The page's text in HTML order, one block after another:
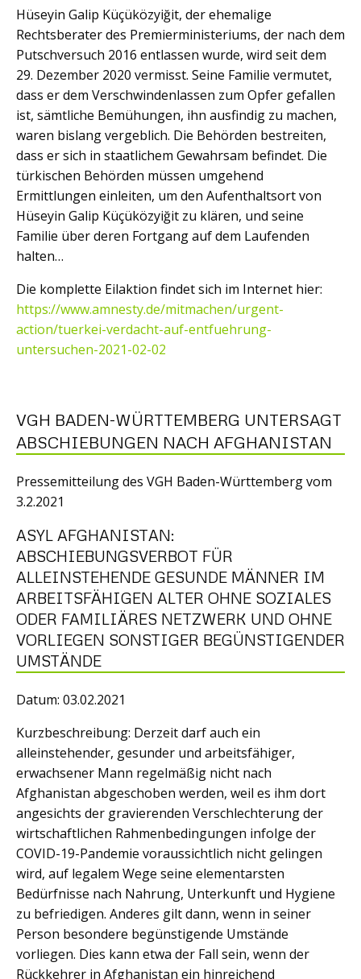
Hüseyin Galip Küçüközyiğit, der ehemalige
Rechtsberater des Premierministeriums, der nach dem
Putschversuch 2016 entlassen wurde, wird seit dem
29. Dezember 2020 vermisst. Seine Familie vermutet,
dass er dem Verschwindenlassen zum Opfer gefallen
ist, sämtliche Bemühungen, ihn ausfindig zu machen,
waren bislang vergeblich. Die Behörden bestreiten,
dass er sich in staatlichem Gewahrsam befindet. Die
türkischen Behörden müssen umgehend
Ermittlungen einleiten, um den Aufenthaltsort von
Hüseyin Galip Küçüközyiğit zu klären, und seine
Familie über deren Fortgang auf dem Laufenden
halten…
Die komplette Eilaktion findet sich im Internet hier:
https://www.amnesty.de/mitmachen/urgent-
action/tuerkei-verdacht-auf-entfuehrung-
untersuchen-2021-02-02
VGH BADEN-WÜRTTEMBERG UNTERSAGT
ABSCHIEBUNGEN NACH AFGHANISTAN
Pressemitteilung des VGH Baden-Württemberg vom
3.2.2021
ASYL AFGHANISTAN:
ABSCHIEBUNGSVERBOT FÜR
ALLEINSTEHENDE GESUNDE MÄNNER IM
ARBEITSFÄHIGEN ALTER OHNE SOZIALES
ODER FAMILIÄRES NETZWERK UND OHNE
VORLIEGEN SONSTIGER BEGÜNSTIGENDER
UMSTÄNDE
Datum: 03.02.2021
Kurzbeschreibung: Derzeit darf auch ein
alleinstehender, gesunder und arbeitsfähiger,
erwachsener Mann regelmäßig nicht nach
Afghanistan abgeschoben werden, weil es ihm dort
angesichts der gravierenden Verschlechterung der
wirtschaftlichen Rahmenbedingungen infolge der
COVID-19-Pandemie voraussichtlich nicht gelingen
wird, auf legalem Wege seine elementarsten
Bedürfnisse nach Nahrung, Unterkunft und Hygiene
zu befriedigen. Anderes gilt dann, wenn in seiner
Person besondere begünstigende Umstände
vorliegen. Dies kann etwa der Fall sein, wenn der
Rückkehrer in Afghanistan ein hinreichend